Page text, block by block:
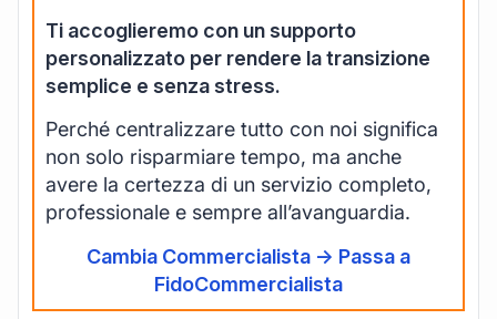
Ti accoglieremo con un supporto
personalizzato per rendere la transizione
semplice e senza stress.
Perché centralizzare tutto con noi significa
non solo risparmiare tempo, ma anche
avere la certezza di un servizio completo,
professionale e sempre all’avanguardia.
Cambia Commercialista -> Passa a
FidoCommercialista